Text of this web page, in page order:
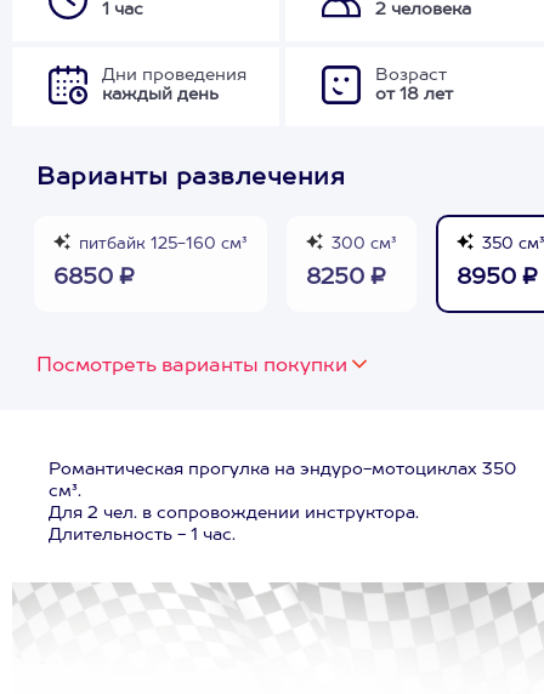
1 час
2 человека
Дни проведения
каждый день
Возраст
от 18 лет
Варианты развлечения
питбайк 125-160 см³
6850 ₽
300 см³
8250 ₽
350 см³
8950 ₽
Посмотреть варианты покупки
Романтическая прогулка на эндуро-мотоциклах 350
см³.
Для 2 чел. в сопровождении инструктора.
Длительность - 1 час.